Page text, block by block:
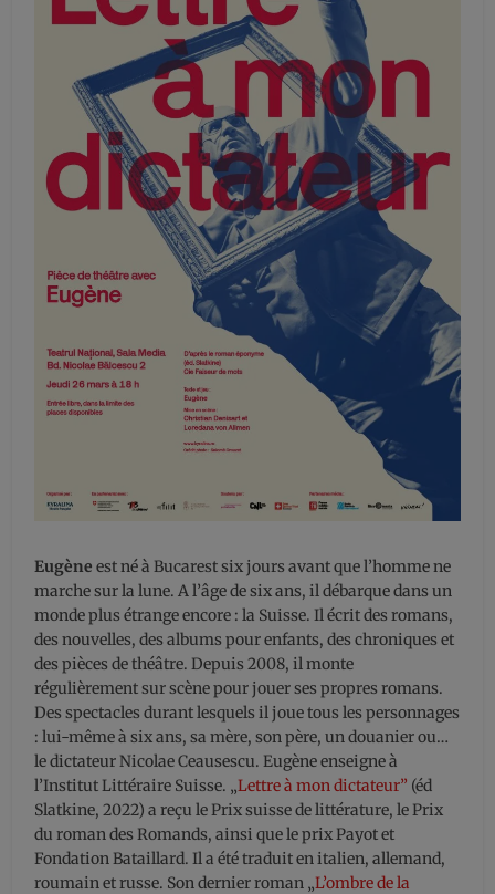
Eugèneest né à Bucarest six jours avant que l’homme ne
marche sur la lune. A l’âge de six ans, il débarque dans un
monde plus étrange encore : la Suisse. Il écrit des romans,
des nouvelles, des albums pour enfants, des chroniques et
des pièces de théâtre. Depuis 2008, il monte
régulièrement sur scène pour jouer ses propres romans.
Des spectacles durant lesquels il joue tous les personnages
: lui-même à six ans, sa mère, son père, un douanier ou…
le dictateur Nicolae Ceausescu. Eugène enseigne à
l’Institut Littéraire Suisse. „Lettre à mon dictateur” (éd
Slatkine, 2022) a reçu le Prix suisse de littérature, le Prix
du roman des Romands, ainsi que le prix Payot et
Fondation Bataillard. Il a été traduit en italien, allemand,
roumain et russe. Son dernier roman „L’ombre de la